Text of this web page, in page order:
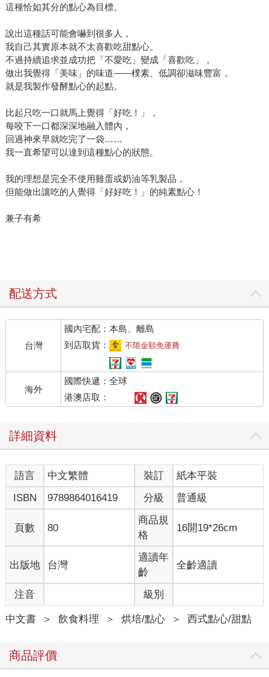
這種恰如其分的點心為目標。
說出這種話可能會嚇到很多人，
我自己其實原本就不太喜歡吃甜點心。
不過持續追求並成功把「不愛吃」變成「喜歡吃」，
做出我覺得「美味」的味道——樸素、低調卻滋味豐富，
就是我製作發酵點心的起點。
比起只吃一口就馬上覺得「好吃！」，
每咬下一口都深深地融入體內，
回過神來早就吃完了一袋……
我一直希望可以達到這種點心的狀態。
我的理想是完全不使用雞蛋或奶油等乳製品，
但能做出讓吃的人覺得「好好吃！」的純素點心！
兼子有希
配送方式
台灣
國內宅配：本島、離島
到店取貨：
不限金額免運費
海外
國際快遞：全球
港澳店取：
詳細資料
語言 中文繁體 裝訂
紙本平裝
ISBN
9789864016419 分級 普通級
頁數 80
商品規
格
16開19*26cm
出版地 台灣
適讀年
齡
全齡適讀
注音 級別
中文書 ＞ 飲食料理 ＞ 烘培/點心 ＞ 西式點心/甜點
商品評價